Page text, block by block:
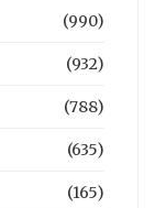
(990)
(932)
(788)
(635)
(165)